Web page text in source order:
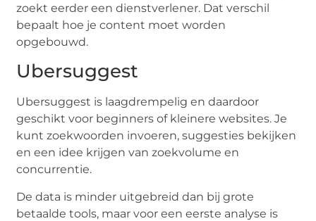
zoekt eerder een dienstverlener. Dat verschil
bepaalt hoe je content moet worden
opgebouwd.
Ubersuggest
Ubersuggest is laagdrempelig en daardoor
geschikt voor beginners of kleinere websites. Je
kunt zoekwoorden invoeren, suggesties bekijken
en een idee krijgen van zoekvolume en
concurrentie.
De data is minder uitgebreid dan bij grote
betaalde tools, maar voor een eerste analyse is